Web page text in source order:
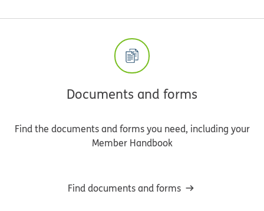
Documents and forms
Find the documents and forms you need, including your
Member Handbook
Find documents and forms